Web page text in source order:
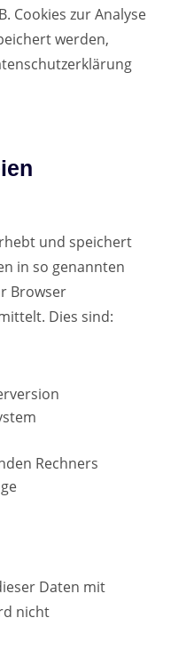
Cookies zur Analyse
werden,
und speichert
in so genannten
Browser
Dies sind:
Rechners
Daten mit
nicht